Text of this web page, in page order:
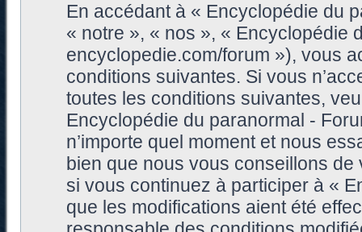
En accédant à « Encyclopédie du
« notre », « nos », « Encyclopédie
encyclopedie.com/forum »), vous
conditions suivantes. Si vous
toutes les conditions suivantes,
Encyclopédie du paranormal -
n’importe quel moment et nous
bien que nous vous conseillons
si vous continuez à participer à «
que les modifications aient été